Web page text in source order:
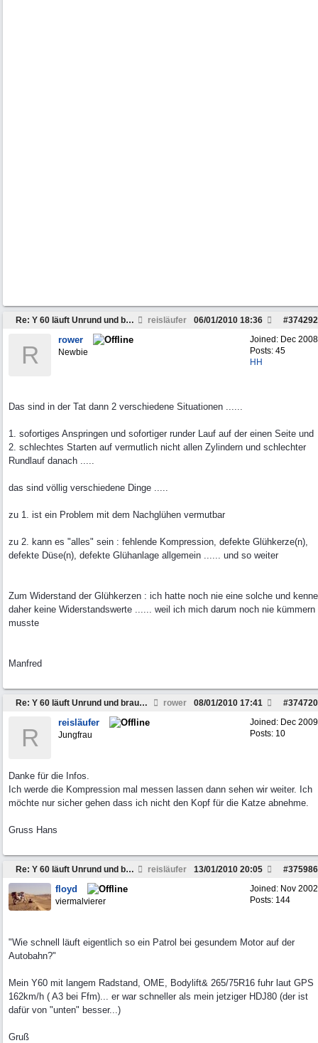
Re: Y 60 läuft Unrund und braucht viel Sprit reisläufer #374292
06/01/2010 18:36
Joined: Dec 2008
Posts: 45
HH
R
rower
Newbie
Das sind in der Tat dann 2 verschiedene Situationen ......
1. sofortiges Anspringen und sofortiger runder Lauf auf der einen Seite und
2. schlechtes Starten auf vermutlich nicht allen Zylindern und schlechter
Rundlauf danach .....
das sind völlig verschiedene Dinge .....
zu 1. ist ein Problem mit dem Nachglühen vermutbar
zu 2. kann es "alles" sein : fehlende Kompression, defekte Glühkerze(n),
defekte Düse(n), defekte Glühanlage allgemein ...... und so weiter
Zum Widerstand der Glühkerzen : ich hatte noch nie eine solche und kenne
daher keine Widerstandswerte ...... weil ich mich darum noch nie kümmern
musste
Manfred
Re: Y 60 läuft Unrund und braucht viel Sprit rower #374720
08/01/2010 17:41
Joined: Dec 2009
Posts: 10
R
reisläufer
Jungfrau
Danke für die Infos.
Ich werde die Kompression mal messen lassen dann sehen wir weiter. Ich
möchte nur sicher gehen dass ich nicht den Kopf für die Katze abnehme.
Gruss Hans
Re: Y 60 läuft Unrund und braucht viel Sprit reisläufer #375986
13/01/2010 20:05
Joined: Nov 2002
Posts: 144
floyd
viermalvierer
"Wie schnell läuft eigentlich so ein Patrol bei gesundem Motor auf der
Autobahn?"
Mein Y60 mit langem Radstand, OME, Bodylift& 265/75R16 fuhr laut GPS
162km/h ( A3 bei Ffm)... er war schneller als mein jetziger HDJ80 (der ist
dafür von "unten" besser...)
Gruß